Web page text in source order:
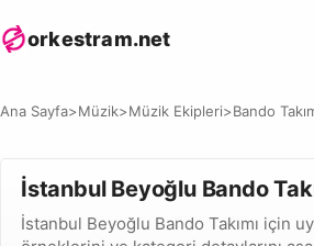
orkestram.net
Ana Sayfa>Müzik>Müzik Ekipleri>Bando
İstanbul Beyoğlu Bando
İstanbul Beyoğlu Bando Takımı için